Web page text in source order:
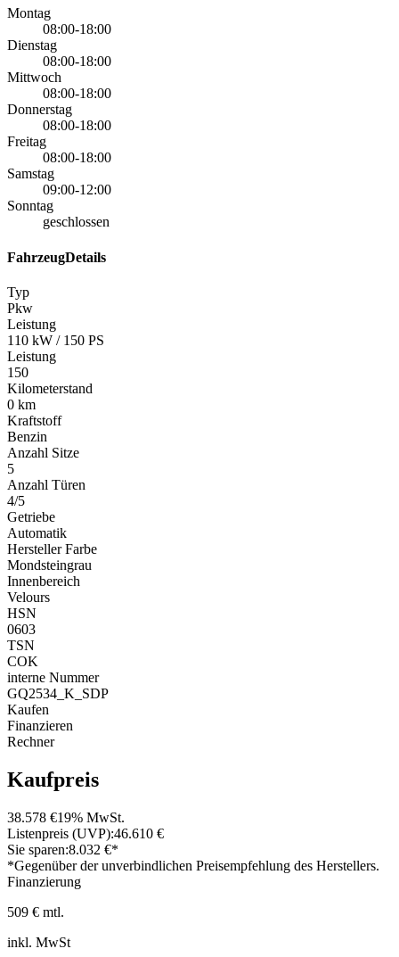
Montag
08:00-18:00
Dienstag
08:00-18:00
Mittwoch
08:00-18:00
Donnerstag
08:00-18:00
Freitag
08:00-18:00
Samstag
09:00-12:00
Sonntag
geschlossen
FahrzeugDetails
Typ
Pkw
Leistung
110 kW / 150 PS
Leistung
150
Kilometerstand
0 km
Kraftstoff
Benzin
Anzahl Sitze
5
Anzahl Türen
4/5
Getriebe
Automatik
Hersteller Farbe
Mondsteingrau
Innenbereich
Velours
HSN
0603
TSN
COK
interne Nummer
GQ2534_K_SDP
Kaufen
Finanzieren
Rechner
Kaufpreis
38.578 €19% MwSt.
Listenpreis (UVP):46.610 €
Sie sparen:8.032 €*
*Gegenüber der unverbindlichen Preisempfehlung des Herstellers.
Finanzierung
509 € mtl.
inkl. MwSt